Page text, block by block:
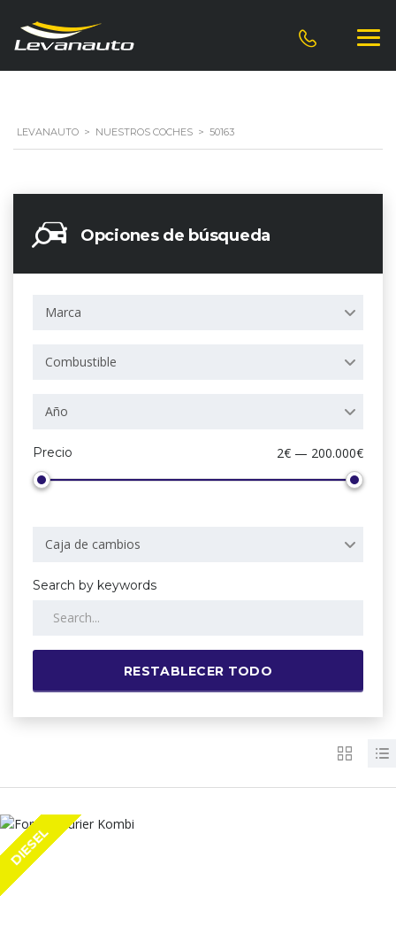
LEVANAUTO > NUESTROS COCHES > 50163
Opciones de búsqueda
Marca
Combustible
Año
Precio 2€ — 200.000€
Caja de cambios
Search by keywords
RESTABLECER TODO
DIESEL